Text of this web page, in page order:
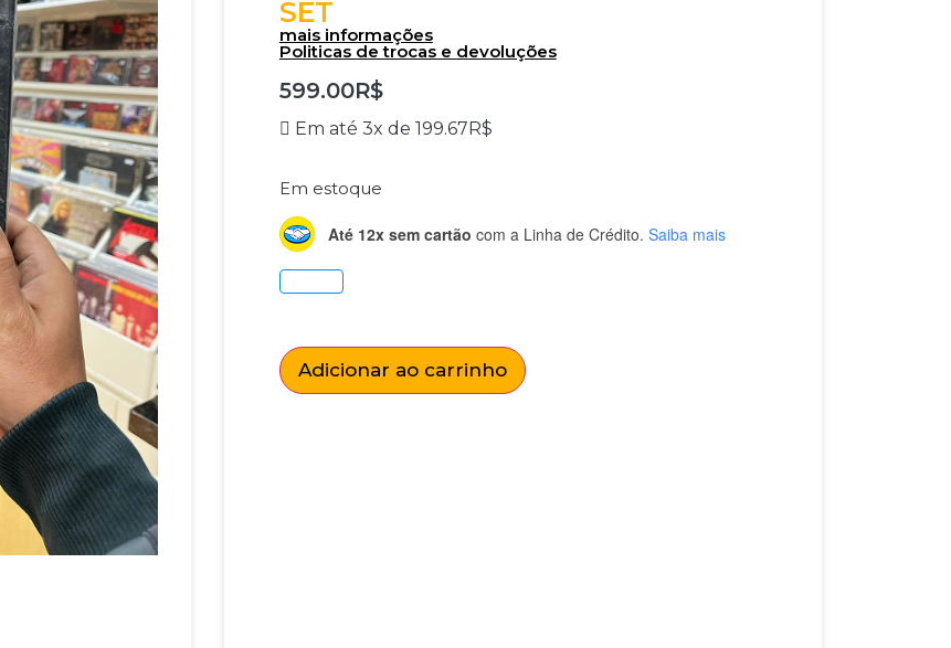
SET
mais informações
Politicas de trocas e devoluções
599.00R$
Em até 3x de 199.67 R$
Em estoque
Até 12x sem cartão com a Linha de Crédito. Saiba mais
Adicionar ao carrinho